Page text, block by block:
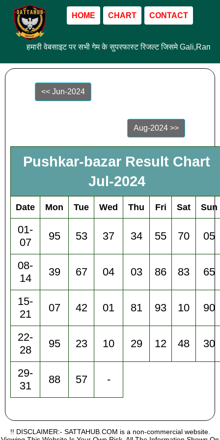
HOME CHART CONTACT
हमारी वेबसाइट पर सभी गेम के सुपरफास्ट रिजल्ट जिसमे
<< Jun-2024
Aug-2024 >>
Pushkar-bazar Result Chart
Jul-2024
Date Mon Tue Wed Thu Fri Sat Sun
01-
07
95 53 37 34 55 70 05
08-
14
39 67 04 03 86 83 65
15-
21
07 42 01 81 93 10 90
22-
28
95 23 10 29 12 48 30
29-
31
88 57 -
!! DISCLAIMER:- SATTAHUB.COM is a non-commercial website.